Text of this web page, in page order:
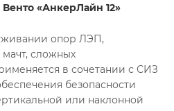
«АнкерЛайн 12»
опор ЛЭП,
сложных
в сочетании с СИЗ
безопасности
или наклонной